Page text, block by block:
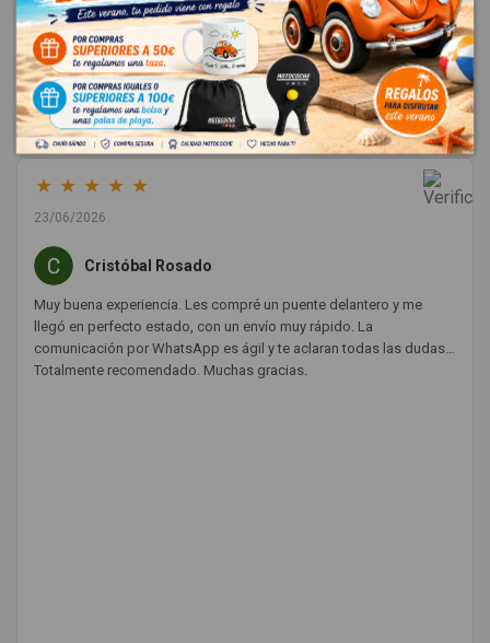
Dejar una reseña
★ ★ ★ ★ ★
23/06/2026
Cristóbal Rosado
Muy buena experiencia. Les compré un puente delantero y me
llegó en perfecto estado, con un envío muy rápido. La
comunicación por WhatsApp es ágil y te aclaran todas las dudas.
Totalmente recomendado. Muchas gracias.